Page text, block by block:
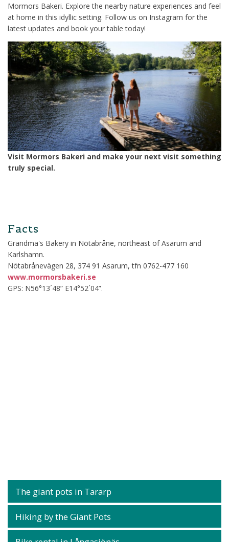
Mormors Bakeri. Explore the nearby nature experiences and feel
at home in this idyllic setting. Follow us on Instagram for the
latest updates and book your table today!
Visit Mormors Bakeri and make your next visit something
truly special.
Facts
Grandma's Bakery in Nötabråne, northeast of Asarum and
Karlshamn.
Nötabrånevägen 28, 374 91 Asarum, tfn 0762-477 160
www.mormorsbakeri.se
GPS: N56°13´48” E14°52´04”.
The giant pots in Tararp
Hiking by the Giant Pots